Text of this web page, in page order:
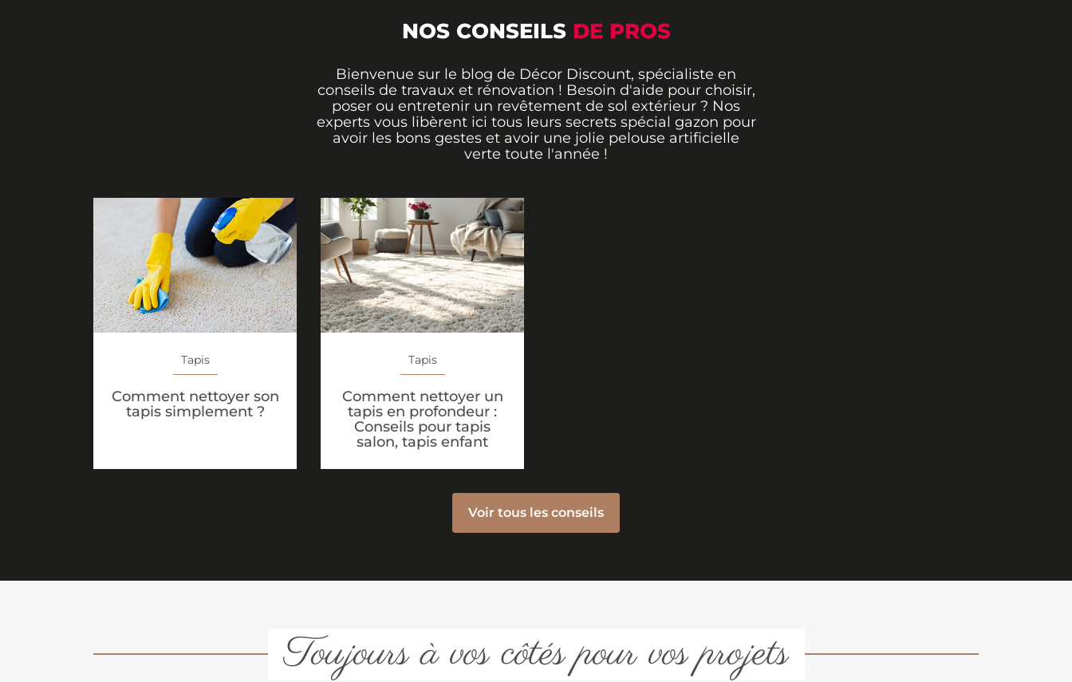
NOS CONSEILS DE PROS
Bienvenue sur le blog de Décor Discount, spécialiste en
conseils de travaux et rénovation ! Besoin d'aide pour choisir,
poser ou entretenir un revêtement de sol extérieur ? Nos
experts vous libèrent ici tous leurs secrets spécial gazon pour
avoir les bons gestes et avoir une jolie pelouse artificielle
verte toute l'année !
Tapis
Comment nettoyer son
tapis simplement ?
Tapis
Comment nettoyer un
tapis en profondeur :
Conseils pour tapis
salon, tapis enfant
Voir tous les conseils
Toujours à vos côtés pour vos projets